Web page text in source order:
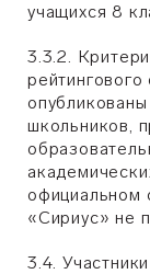
учащихся 8
3.3.2.
рейтингового
школьников,
официальном
«Сириус» не
3.4.